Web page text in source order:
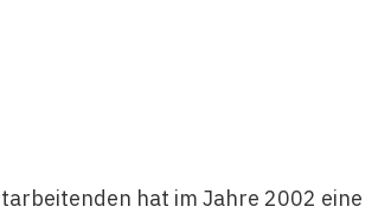
hat im Jahre 2002 eine